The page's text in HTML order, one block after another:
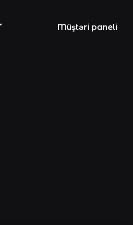
Müştəri paneli